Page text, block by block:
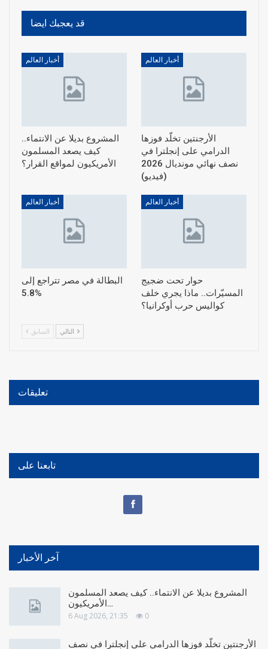
قد يعجبك ايضا
أخبار العالم
المشروع بديلا عن الانتماء..
كيف يصعد المسلمون
الأمريكيون لمواقع القرار؟
أخبار العالم
الأرجنتين تخلّد فوزها
الدرامي على إنجلترا في
نصف نهائي مونديال 2026
(فيديو)
أخبار العالم
البطالة في مصر تتراجع إلى
5.8%
أخبار العالم
حوار تحت ضجيج
المسيّرات.. ماذا يجري خلف
كواليس حرب أوكرانيا؟
السابق
تعليقات
تابعنا على
آخر الأخبار
المشروع بديلا عن الانتماء.. كيف يصعد المسلمون
الأمريكيون…
6 Aug 2026, 21:35 0
الأرجنتين تخلّد فوزها الدرامي على إنجلترا في نصف